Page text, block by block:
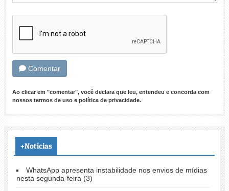
Comentar
Ao clicar em "comentar", você declara que leu, entendeu e concorda com
nossos termos de usoe política de privacidade.
+Notícias
WhatsApp apresenta instabilidade nos envios de mídias
nesta segunda-feira (3)